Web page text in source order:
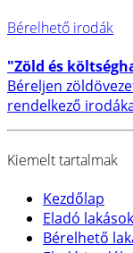
Bérelhető irodák
"Zöld és
Béreljen
rendelkező
Kiemelt tartalmak
Kezdőlap
Eladó lakások
Bérelhető